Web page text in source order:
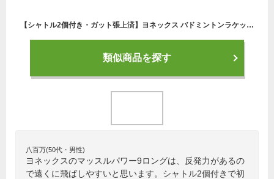
【シャトル2個付き・ガット張上済】ヨネックス バドミントンラケット マッスルパワー9ロング（MP9LG）初心者向け 新入生 新入部員
類似商品を探す
八百万(50代・男性)
ヨネックスのマッスルパワー9ロングは、反発力があるの
で遠くに飛ばしやすいと思います。シャトル2個付きで初